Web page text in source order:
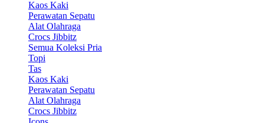
Kaos Kaki
Perawatan Sepatu
Alat Olahraga
Crocs Jibbitz
Semua Koleksi Pria
Topi
Tas
Kaos Kaki
Perawatan Sepatu
Alat Olahraga
Crocs Jibbitz